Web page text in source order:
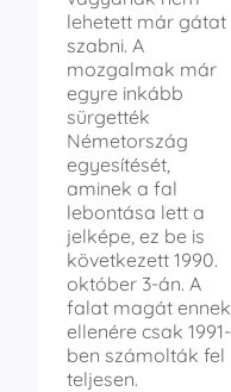
lehetett már gátat
szabni. A
mozgalmak már
egyre inkább
sürgették
Németország
egyesítését,
aminek a fal
lebontása lett a
jelképe, ez be is
következett 1990.
október 3-án. A
falat magát ennek
ellenére csak 1991-
ben számolták fel
teljesen.